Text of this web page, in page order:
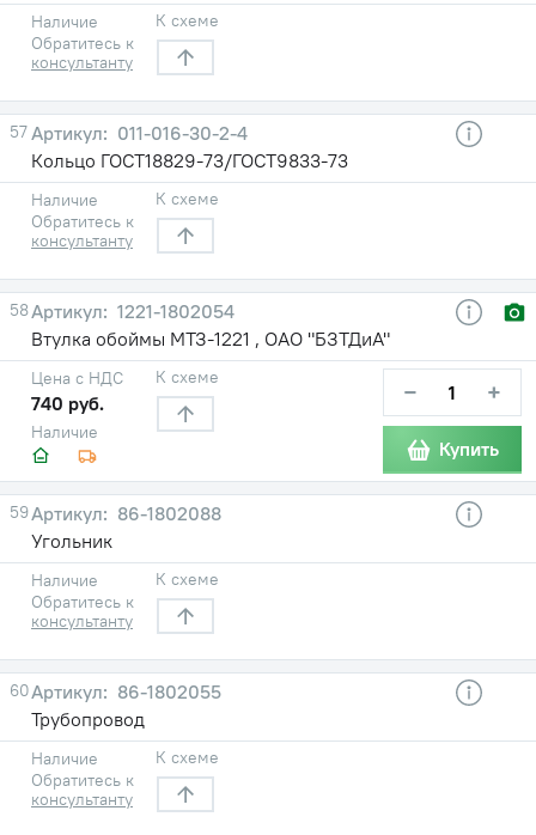
Наличие
Обратитесь к
консультанту
К схеме
57
011-016-30-2-4
Кольцо ГОСТ18829-73/ГОСТ9833-73
Наличие
Обратитесь к
консультанту
К схеме
58
1221-1802054
Втулка обоймы МТЗ-1221 , ОАО "БЗТДиА"
Наличие
Цена с НДС
740 руб.
К схеме − +
Купить
59
86-1802088
Угольник
Наличие
Обратитесь к
консультанту
К схеме
60
86-1802055
Трубопровод
Наличие
Обратитесь к
консультанту
К схеме